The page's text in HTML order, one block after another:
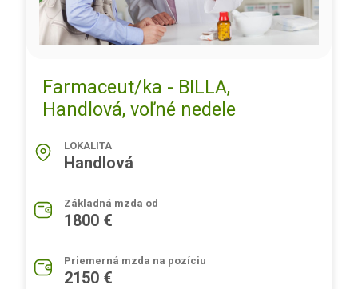
Farmaceut/ka - BILLA,
Handlová, voľné nedele
LOKALITA
Handlová
Základná mzda od
1800 €
Priemerná mzda na pozíciu
2150 €